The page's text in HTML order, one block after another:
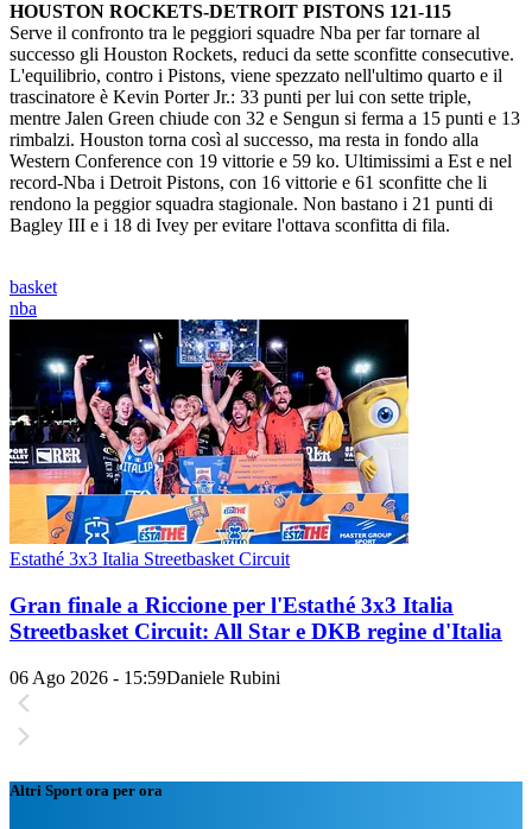
HOUSTON ROCKETS-DETROIT PISTONS 121-115
Serve il confronto tra le peggiori squadre Nba per far tornare al
successo gli Houston Rockets, reduci da sette sconfitte consecutive.
L'equilibrio, contro i Pistons, viene spezzato nell'ultimo quarto e il
trascinatore è Kevin Porter Jr.: 33 punti per lui con sette triple,
mentre Jalen Green chiude con 32 e Sengun si ferma a 15 punti e 13
rimbalzi. Houston torna così al successo, ma resta in fondo alla
Western Conference con 19 vittorie e 59 ko. Ultimissimi a Est e nel
record-Nba i Detroit Pistons, con 16 vittorie e 61 sconfitte che li
rendono la peggior squadra stagionale. Non bastano i 21 punti di
Bagley III e i 18 di Ivey per evitare l'ottava sconfitta di fila.
basket
nba
Estathé 3x3 Italia Streetbasket Circuit
Gran finale a Riccione per l'Estathé 3x3 Italia
Streetbasket Circuit: All Star e DKB regine d'Italia
06 Ago 2026 - 15:59Daniele Rubini
Altri Sport ora per ora